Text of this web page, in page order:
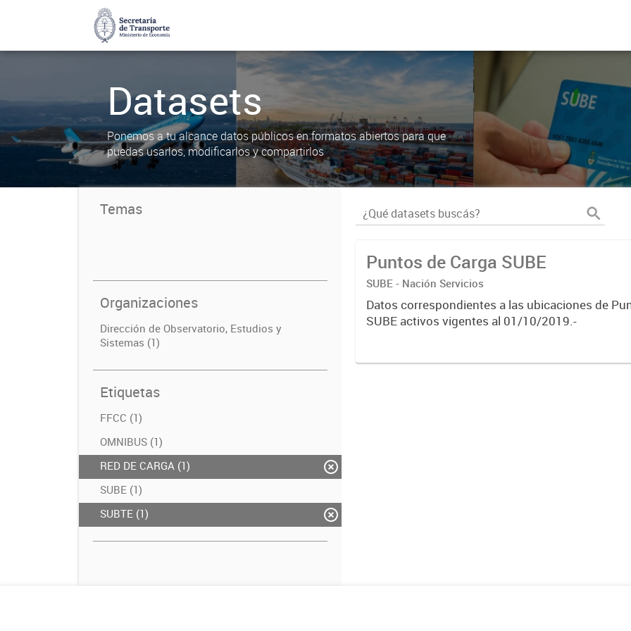
Datasets
Ponemos a tu alcance datos públicos en formatos abiertos para que
puedas usarlos, modificarlos y compartirlos
Temas
Organizaciones
Dirección de Observatorio, Estudios y
Sistemas (1)
Etiquetas
FFCC (1)
OMNIBUS (1)
RED DE CARGA (1)
SUBE (1)
SUBTE (1)
Puntos de Carga SUBE
SUBE - Nación Servicios
Datos correspondientes a las ubicaciones de
SUBE activos vigentes al 01/10/2019.-